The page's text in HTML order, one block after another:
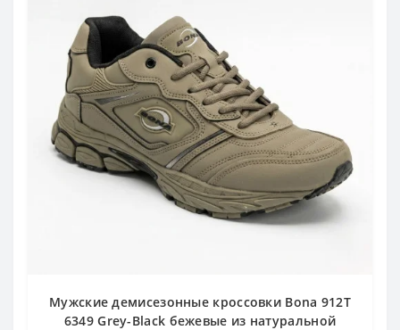
Мужские демисезонные кроссовки Bona 912T
6349 Grey-Black бежевые из натуральной